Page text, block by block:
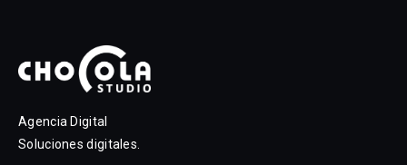
Agencia Digital
Soluciones digitales.